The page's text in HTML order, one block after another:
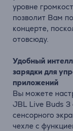
уровне
позволит Вам
концерте,
отовсюду.
Удобный
зарядки для
приложений
Вы можете
JBL Live Buds
сенсорного
чехле с